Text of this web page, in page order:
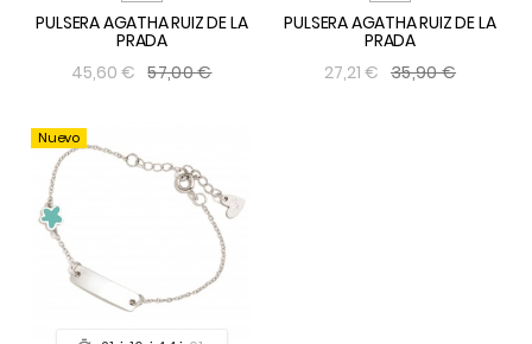
PULSERA AGATHA RUIZ DE LA
PRADA
45,60 € 57,00 €
PULSERA AGATHA RUIZ DE LA
PRADA
27,21 € 35,90 €
Nuevo